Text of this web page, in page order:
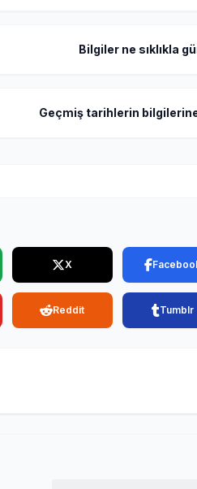
Bilgiler ne sıklıkla
Geçmiş tarihlerin
X
Reddit Tumblr